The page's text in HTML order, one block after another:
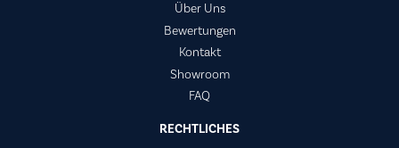
Über Uns
Bewertungen
Kontakt
Showroom
FAQ
RECHTLICHES